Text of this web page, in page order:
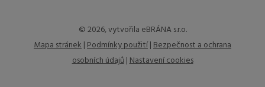
© 2026, vytvořila eBRÁNA s.r.o.
Mapa stránek|Podmínky použití|Bezpečnost a ochrana
osobních údajů|Nastavení cookies